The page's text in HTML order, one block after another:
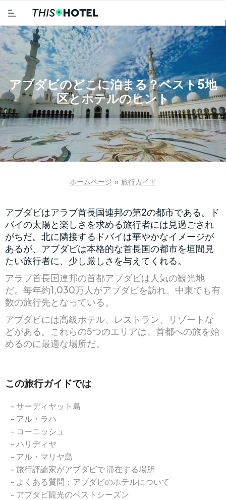
アブダビのどこに泊まる？ベスト5地
区とホテルのヒント
ホームページ » 旅行ガイド
アブダビはアラブ首長国連邦の第2の都市である。ド
バイの太陽と楽しさを求める旅行者には見過ごされ
がちだ。北に隣接するドバイは華やかなイメージが
あるが、アブダビは本格的な首長国の都市を垣間見
たい旅行者に、少し厳しさを与えてくれる。
アラブ首長国連邦の首都アブダビは人気の観光地
だ。毎年約1,030万人がアブダビを訪れ、中東でも有
数の旅行先となっている。
アブダビには高級ホテル、レストラン、リゾートな
どがある。これらの5つのエリアは、首都への旅を始
めるのに最適な場所だ。
この旅行ガイドでは
サーディヤット島
アル・ラハ
コーニッシュ
ハリディヤ
アル・マリヤ島
旅行評論家がアブダビで 滞在する場所
よくある質問：アブダビのホテルについて
アブダビ観光のベストシーズン